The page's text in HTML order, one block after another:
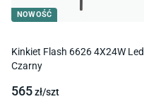
NOWOŚĆ
Kinkiet Flash 6626 4X24W Led
Czarny
565zł/szt